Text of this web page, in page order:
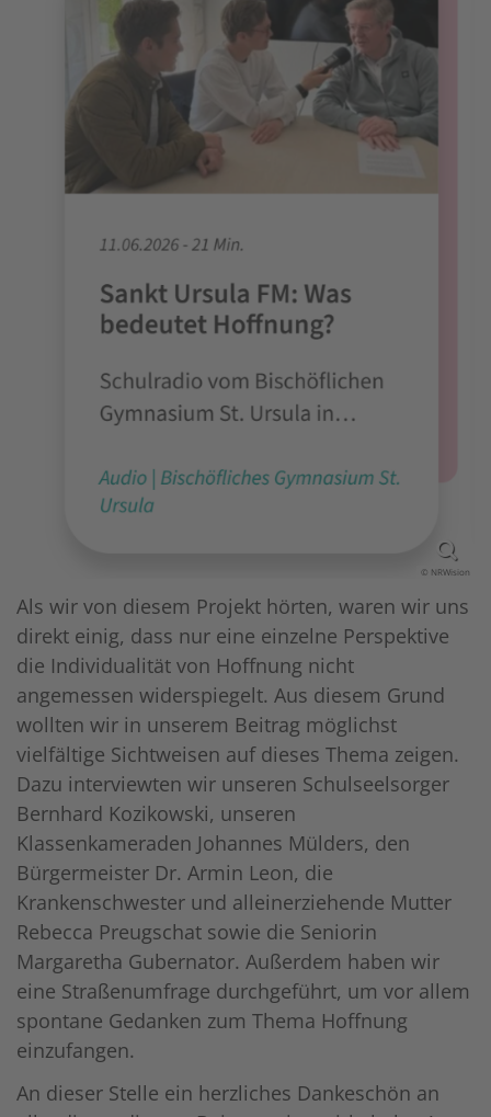
© NRWision
Als wir von diesem Projekt hörten, waren wir uns
direkt einig, dass nur eine einzelne Perspektive
die Individualität von Hoffnung nicht
angemessen widerspiegelt. Aus diesem Grund
wollten wir in unserem Beitrag möglichst
vielfältige Sichtweisen auf dieses Thema zeigen.
Dazu interviewten wir unseren Schulseelsorger
Bernhard Kozikowski, unseren
Klassenkameraden Johannes Mülders, den
Bürgermeister Dr. Armin Leon, die
Krankenschwester und alleinerziehende Mutter
Rebecca Preugschat sowie die Seniorin
Margaretha Gubernator. Außerdem haben wir
eine Straßenumfrage durchgeführt, um vor allem
spontane Gedanken zum Thema Hoffnung
einzufangen.
An dieser Stelle ein herzliches Dankeschön an